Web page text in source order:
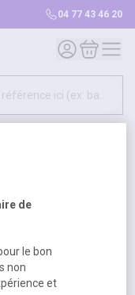
04 77 43 46 20
Mon compte
Mon
l'accueil
de
le bon
non
et